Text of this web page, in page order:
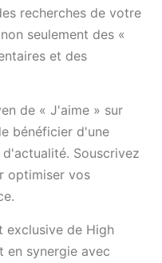
recherches de votre
seulement des «
et des
de « J'aime » sur
bénéficier d'une
Souscrivez
optimiser vos
exclusive de High
en synergie avec